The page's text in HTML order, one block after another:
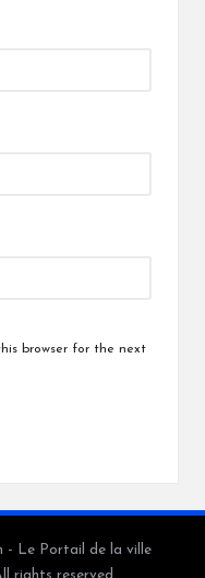
browser for the next
- Le Portail de la ville